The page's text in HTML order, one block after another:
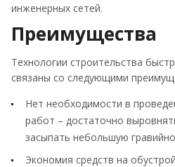
инженерных сетей.
Преимущества
Технологии строительства
связаны со следующими
Нет необходимости в
работ – достаточно
засыпать небольшую
Экономия средств на